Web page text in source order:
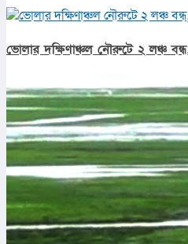
ভোলার দক্ষিণাঞ্চল নৌরুটে ২ লঞ্চ বন্ধ,